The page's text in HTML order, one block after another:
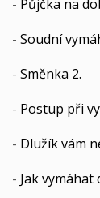
- Půjčka na
- Soudní
- Směnka 2.
- Postup při
- Dlužík vám
- Jak vymáhat